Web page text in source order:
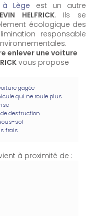
Lège est un autre
HELFRICK. Ils se
écologique des
responsable
enlever une voiture
vous propose
gagée
qui ne roule plus
destruction
sol
frais
à proximité de :